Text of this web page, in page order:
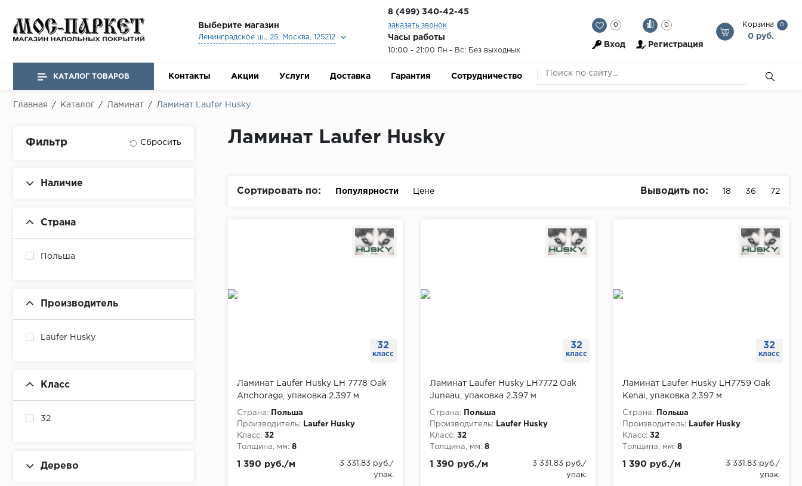
Выберите магазин
Ленинградское ш., 25, Москва, 125212
8 (499) 340-42-45
заказать звонок
Часы работы
10:00 - 21:00 Пн - Вс: Без выходных
0 0
Вход Регистрация
Корзина 0
0 руб.
КАТАЛОГ ТОВАРОВ Контакты Акции Услуги Доставка Гарантия Сотрудничество
Главная / Каталог / Ламинат / Ламинат Laufer Husky
Фильтр
Наличие
Страна
Польша
Производитель
Laufer Husky
Класс
32
Дерево
Ламинат Laufer Husky
Сортировать по: Популярности Цене Выводить по: 18 36 72
32
класс
Ламинат Laufer Husky LH 7778 Oak
Anchorage, упаковка 2.397 м
Страна:
Польша
Производитель:
Laufer Husky
Класс: 32
Толщина, мм: 8
1 390 руб./м
3 331.83 руб./
упак.
32
класс
Ламинат Laufer Husky LH7772 Oak
Juneau, упаковка 2.397 м
Страна:
Польша
Производитель:
Laufer Husky
Класс: 32
Толщина, мм: 8
1 390 руб./м
3 331.83 руб./
упак.
32
класс
Ламинат Laufer Husky LH7759 Oak
Kenai, упаковка 2.397 м
Страна:
Польша
Производитель:
Laufer Husky
Класс: 32
Толщина, мм: 8
1 390 руб./м
3 331.83 руб./
упак.